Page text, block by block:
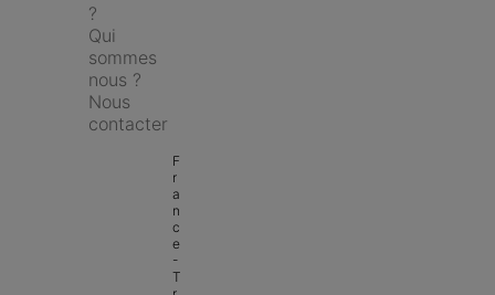
?
Qui
sommes
nous ?
Nous
contacter
F
r
a
n
c
e
-
T